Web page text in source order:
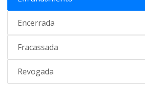
Encerrada
Fracassada
Revogada